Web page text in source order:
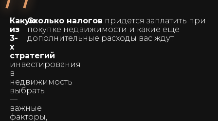
Какую
из
3-
х
стратегий
инвестирования
в
недвижимость
выбрать
—
важные
факторы,
Сколько налогов придется заплатить при
покупке недвижимости и какие еще
дополнительные расходы вас ждут